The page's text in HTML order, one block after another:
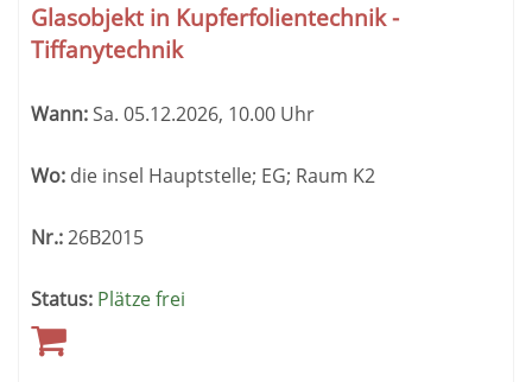
Glasobjekt in Kupferfolientechnik -
Tiffanytechnik
Wann:Sa. 05.12.2026, 10.00 Uhr
Wo: die insel Hauptstelle; EG; Raum K2
Nr.:26B2015
Status: Plätze frei